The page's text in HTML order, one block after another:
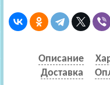
Описание
Доставка